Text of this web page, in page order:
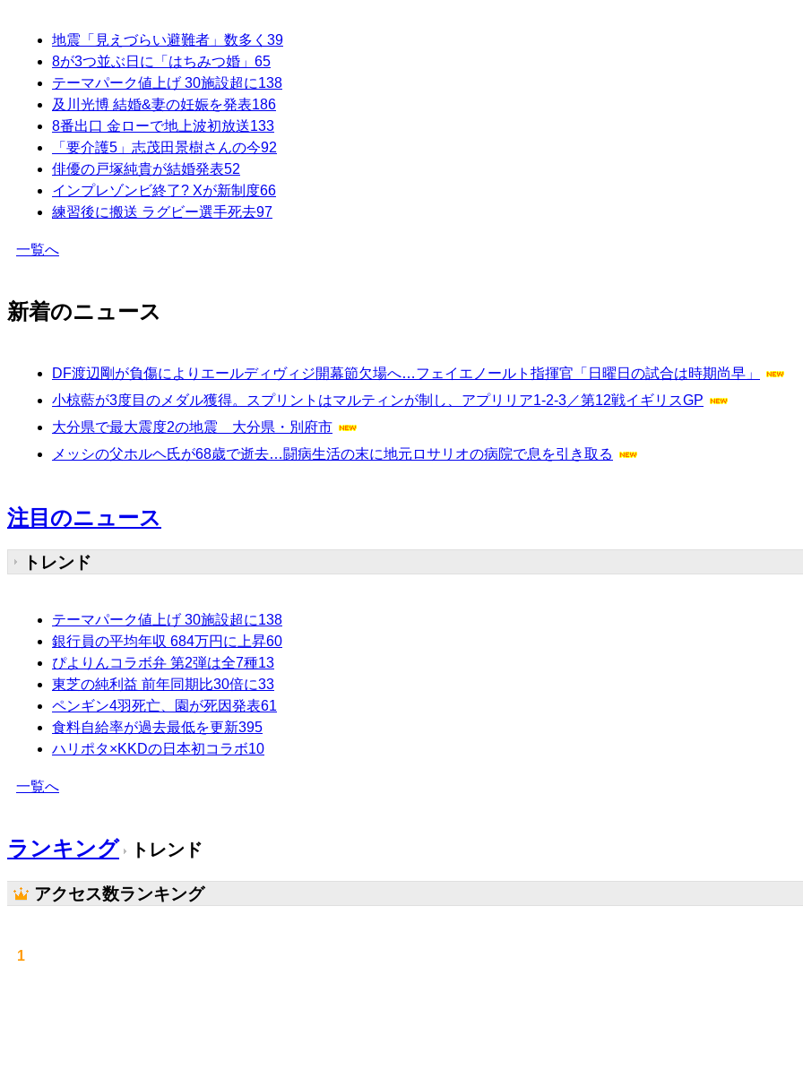
地震「見えづらい避難者」数多く 39
8が3つ並ぶ日に「はちみつ婚」 65
テーマパーク値上げ 30施設超に138
及川光博 結婚&妻の妊娠を発表186
8番出口 金ローで地上波初放送133
「要介護5」志茂田景樹さんの今92
俳優の戸塚純貴が結婚発表52
インプレゾンビ終了? Xが新制度66
練習後に搬送 ラグビー選手死去97
一覧へ
新着のニュース
DF渡辺剛が負傷によりエールディヴィジ開幕節欠場へ…フェイエノールト指揮官「日曜日の試合は時期尚早」
小椋藍が3度目のメダル獲得。スプリントはマルティンが制し、アプリリア1-2-3／第12戦イギリスGP
大分県で最大震度2の地震 大分県・別府市
メッシの父ホルヘ氏が68歳で逝去…闘病生活の末に地元ロサリオの病院で息を引き取る
注目のニュース
トレンド
テーマパーク値上げ 30施設超に138
銀行員の平均年収 684万円に上昇60
ぴよりんコラボ弁 第2弾は全7種13
東芝の純利益 前年同期比30倍に33
ペンギン4羽死亡、園が死因発表61
食料自給率が過去最低を更新395
ハリポタ×KKDの日本初コラボ10
一覧へ
ランキング トレンド
アクセス数ランキング
1